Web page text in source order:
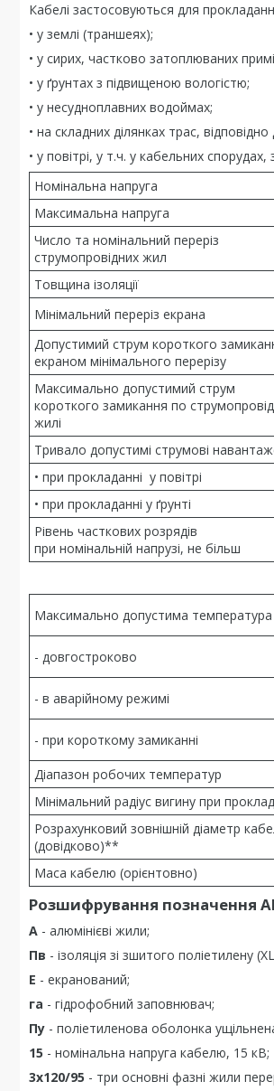
Кабелі застосовуються для
• у землі (траншеях);
• у сирих, частково затоплюваних
• у ґрунтах з підвищеною вологістю;
• у несудноплавних водоймах;
• на складних ділянках трас,
• у повітрі, у т.ч. у кабельних
Номінальна напруга
Максимальна напруга
Число та номінальний переріз
струмопровідних жил
Товщина ізоляції
Мінімальний переріз екрана
Допустимий струм короткого
екраном мінімального перерізу
Максимально допустимий струм
короткого замикання по
жилі
Тривало допустимі струмові
• при прокладанні у повітрі
• при прокладанні у ґрунті
Рівень часткових розрядів
при номінальній напрузі, не більш
Максимально допустима
- довгостроково
- в аварійному режимі
- при короткому замиканні
Діапазон робочих температур
Мінімальний радіус вигину при
Розрахунковий зовнішній діаметр
(довідково)**
Маса кабелю (орієнтовно)
Розшифрування позначення
А - алюмінієві жили;
Пв - ізоляція зі зшитого поліетилену
Е - екранований;
га - гідрофобний заповнювач;
Пу - поліетиленова оболонка
15 - номінальна напруга кабелю, 15 кВ;
3х120/95 - три основні фазні жили